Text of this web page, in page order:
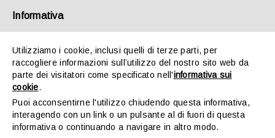
contenuto
Toggle
HOME
Project Description
Dichiarazione iva 2024
Informativa
Utilizziamo i cookie, inclusi quelli di terze parti, per
raccogliere informazioni sull’utilizzo del nostro sito web da
parte dei visitatori come specificato nell'informativa sui
cookie.
Puoi acconsentirne l'utilizzo chiudendo questa informativa,
interagendo con un link o un pulsante al di fuori di questa
informativa o continuando a navigare in altro modo.